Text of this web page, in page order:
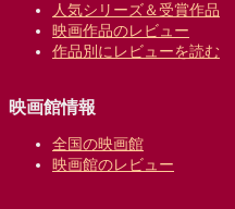
人気シリーズ＆受賞作品
映画作品のレビュー
作品別にレビューを読む
映画館情報
全国の映画館
映画館のレビュー